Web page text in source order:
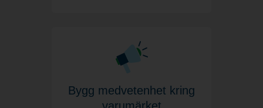
Bygg medvetenhet kring